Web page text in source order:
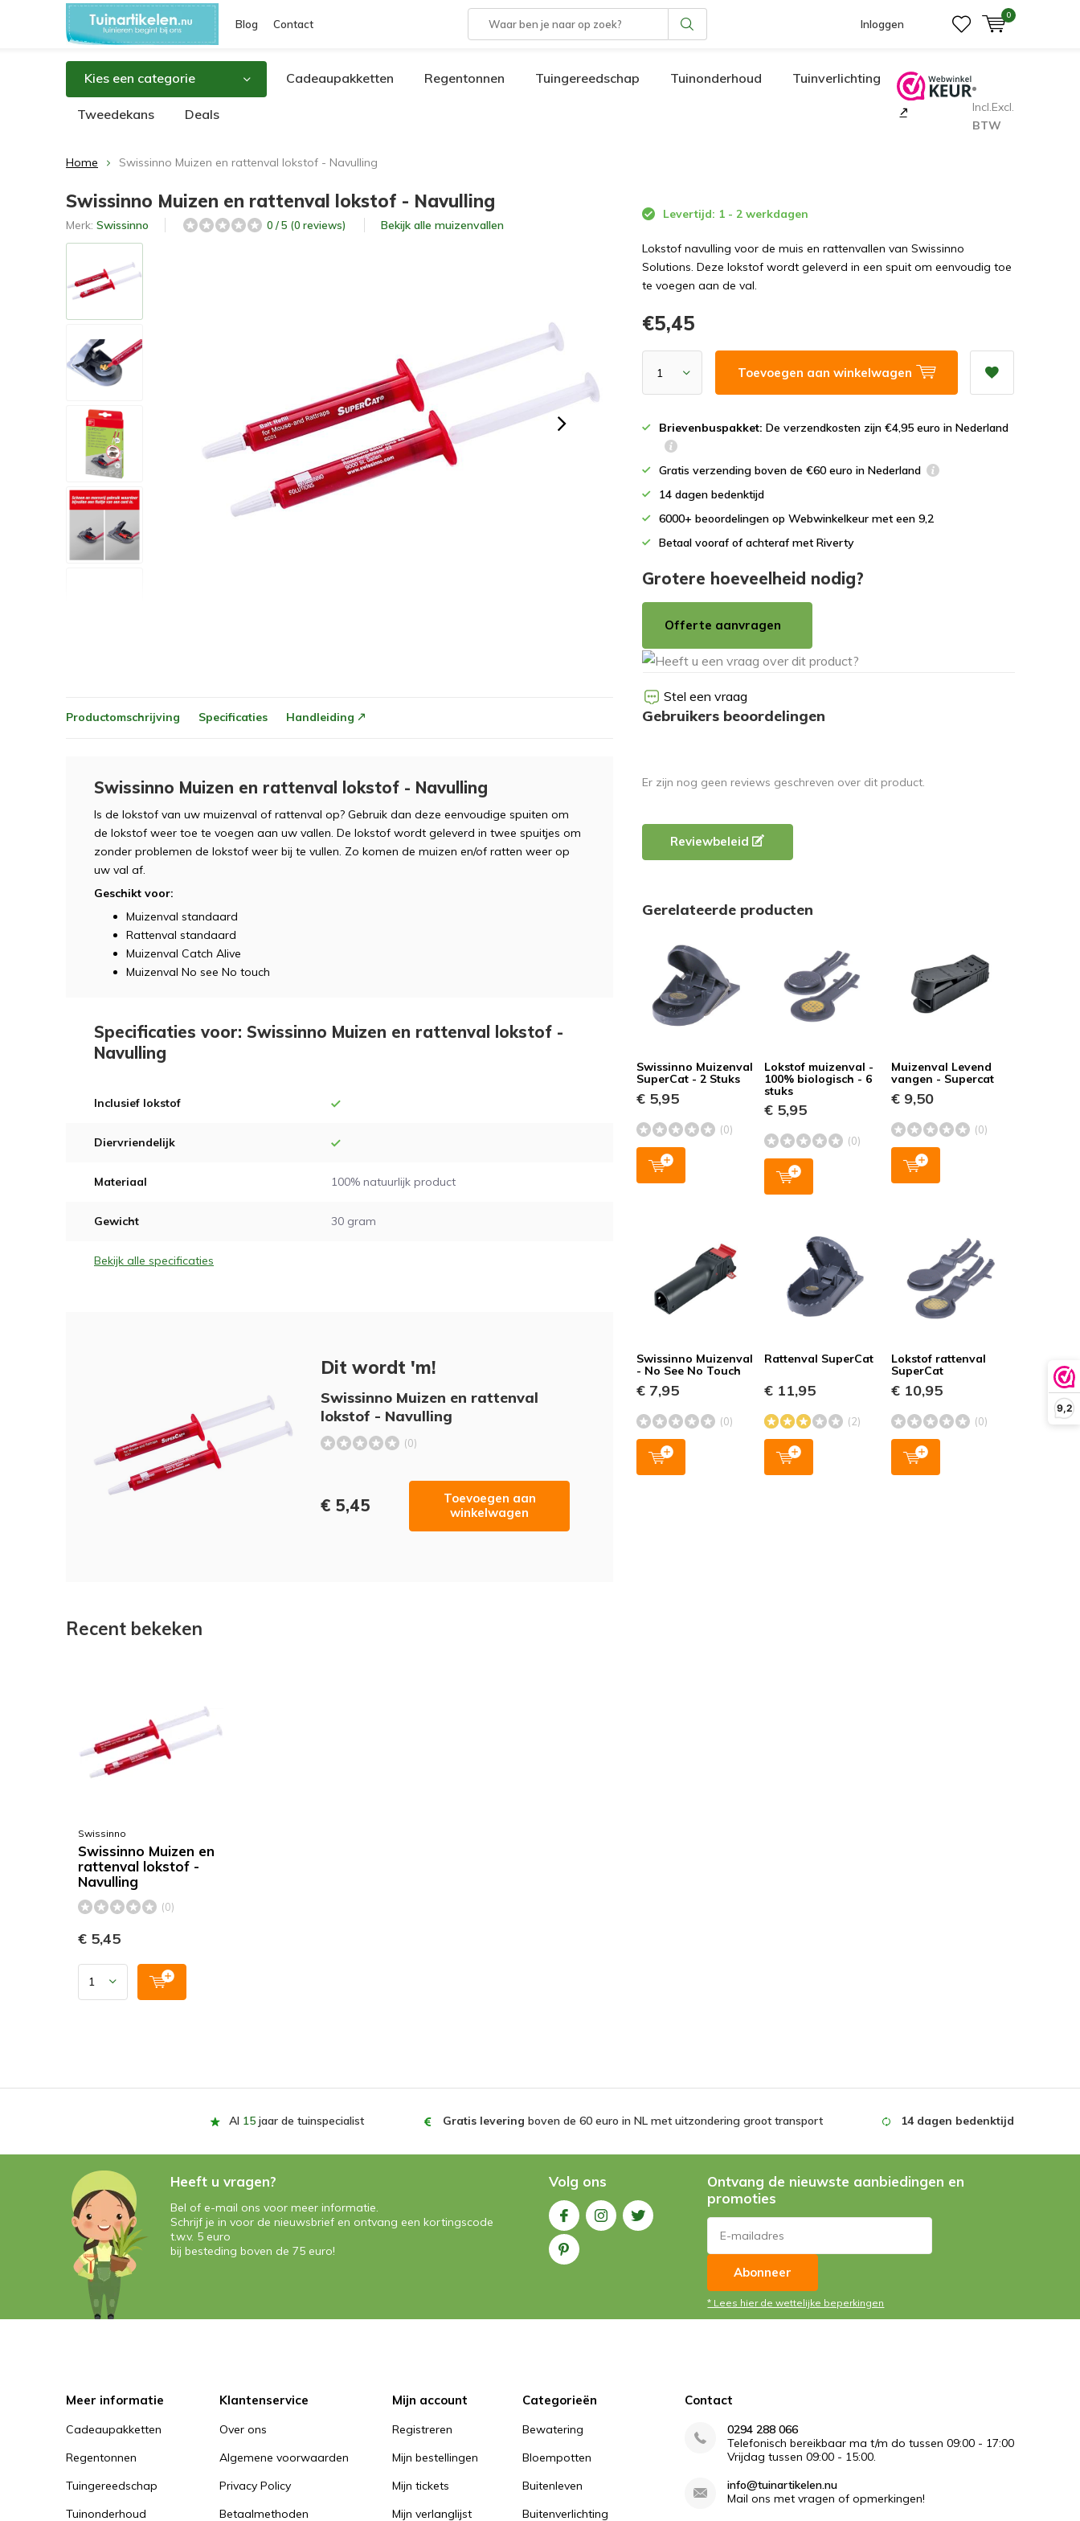
9,2
Blog Contact Inloggen
0
Kies een categorie Cadeaupakketten Regentonnen Tuingereedschap Tuinonderhoud Tuinverlichting
Tweedekans Deals Incl.Excl.
BTW
Home Swissinno Muizen en rattenval lokstof - Navulling
Swissinno Muizen en rattenval lokstof - Navulling
Merk: Swissinno 0 / 5 (0 reviews) Bekijk alle muizenvallen
Levertijd: 1 - 2 werkdagen
Lokstof navulling voor de muis en rattenvallen van Swissinno
Solutions. Deze lokstof wordt geleverd in een spuit om eenvoudig toe
te voegen aan de val.
€5,45
Toevoegen aan winkelwagen
Brievenbuspakket: De verzendkosten zijn €4,95 euro in Nederland
Gratis verzending boven de €60 euro in Nederland
14 dagen bedenktijd
6000+ beoordelingen op Webwinkelkeur met een 9,2
Betaal vooraf of achteraf met Riverty
Grotere hoeveelheid nodig?
Offerte aanvragen
Stel een vraag
Productomschrijving Specificaties Handleiding
Swissinno Muizen en rattenval lokstof - Navulling
Is de lokstof van uw muizenval of rattenval op? Gebruik dan deze eenvoudige spuiten om
de lokstof weer toe te voegen aan uw vallen. De lokstof wordt geleverd in twee spuitjes om
zonder problemen de lokstof weer bij te vullen. Zo komen de muizen en/of ratten weer op
uw val af.
Geschikt voor:
Muizenval standaard
Rattenval standaard
Muizenval Catch Alive
Muizenval No see No touch
Specificaties voor: Swissinno Muizen en rattenval lokstof -
Navulling
Inclusief lokstof
Diervriendelijk
Materiaal 100% natuurlijk product
Gewicht 30 gram
Bekijk alle specificaties
Dit wordt 'm!
Swissinno Muizen en rattenval
lokstof - Navulling
(0)
€ 5,45
Toevoegen aan
winkelwagen
Gebruikers beoordelingen
Er zijn nog geen reviews geschreven over dit product.
Reviewbeleid
Gerelateerde producten
Swissinno Muizenval
SuperCat - 2 Stuks
€ 5,95
(0)
Lokstof muizenval -
100% biologisch - 6
stuks
€ 5,95
(0)
Muizenval Levend
vangen - Supercat
€ 9,50
(0)
Swissinno Muizenval
- No See No Touch
€ 7,95
(0)
Rattenval SuperCat
€ 11,95
(2)
Lokstof rattenval
SuperCat
€ 10,95
(0)
Recent bekeken
Swissinno
Swissinno Muizen en
rattenval lokstof -
Navulling
(0)
€ 5,45
Al 15 jaar de tuinspecialist Gratis levering boven de 60 euro in NL met uitzondering groot transport 14 dagen bedenktijd
Heeft u vragen?
Bel of e-mail ons voor meer informatie.
Schrijf je in voor de nieuwsbrief en ontvang een kortingscode
t.w.v. 5 euro
bij besteding boven de 75 euro!
Volg ons
Ontvang de nieuwste aanbiedingen en
promoties
Abonneer
* Lees hier de wettelijke beperkingen
Meer informatie
Cadeaupakketten
Regentonnen
Tuingereedschap
Tuinonderhoud
Klantenservice
Over ons
Algemene voorwaarden
Privacy Policy
Betaalmethoden
Mijn account
Registreren
Mijn bestellingen
Mijn tickets
Mijn verlanglijst
Categorieën
Bewatering
Bloempotten
Buitenleven
Buitenverlichting
Contact
0294 288 066
Telefonisch bereikbaar ma t/m do tussen 09:00 - 17:00
Vrijdag tussen 09:00 - 15:00.
info@tuinartikelen.nu
Mail ons met vragen of opmerkingen!